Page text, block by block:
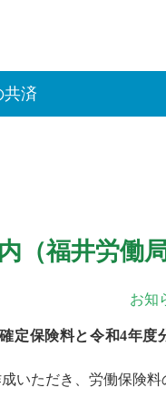
共済
（福井労働局
お知
定保険料と令和4年度
いただき、労働保険料